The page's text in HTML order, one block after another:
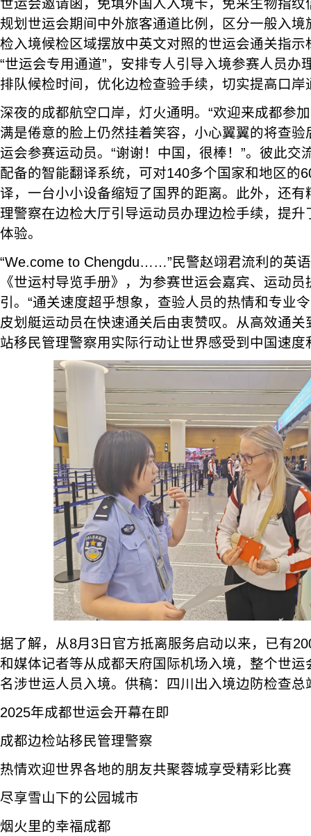
世运会邀请函，免填外国人入境卡，免采生物指
规划世运会期间中外旅客通道比例，区分一般入
检入境候检区域摆放中英文对照的世运会通关指
“世运会专用通道”，安排专人引导入境参赛人员办
排队候检时间，优化边检查验手续，切实提高口岸
深夜的成都航空口岸，灯火通明。“欢迎来成都参
满是倦意的脸上仍然挂着笑容，小心翼翼的将查
运会参赛运动员。“谢谢！中国，很棒！”。彼此交
配备的智能翻译系统，可对140多个国家和地区的
译，一台小小设备缩短了国界的距离。此外，还
理警察在边检大厅引导运动员办理边检手续，提
体验。
“We.come to Chengdu……”民警赵翊君流利的英
《世运村导览手册》，为参赛世运会嘉宾、运动员
引。“通关速度超乎想象，查验人员的热情和专业
皮划艇运动员在快速通关后由衷赞叹。从高效通
站移民管理警察用实际行动让世界感受到中国速度
据了解，从8月3日官方抵离服务启动以来，已有
和媒体记者等从成都天府国际机场入境，整个世
名涉世运人员入境。供稿：四川出入境边防检查总
2025年成都世运会开幕在即
成都边检站移民管理警察
热情欢迎世界各地的朋友共聚蓉城享受精彩比赛
尽享雪山下的公园城市
烟火里的幸福成都